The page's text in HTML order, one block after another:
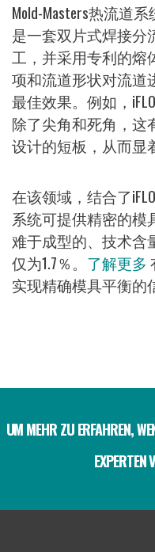
Mold-Masters热流道
是一套双片式焊接分
工，并采用专利的熔
项和流道形状对流道
最佳效果。例如，
除了尖角和死角，这
设计的短板，从而显
在该领域，结合了
系统可提供精密的模
难于成型的、技术含
仅为1.7％。 了解更多
实现精确模具平衡的
UM MEHR ZU ERFAHREN,
EXPERTEN